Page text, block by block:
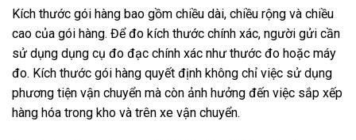
Kích thước gói hàng bao gồm chiều dài, chiều rộng và chiều
cao của gói hàng. Để đo kích thước chính xác, người gửi cần
sử dụng dụng cụ đo đạc chính xác như thước đo hoặc máy
đo. Kích thước gói hàng quyết định không chỉ việc sử dụng
phương tiện vận chuyển mà còn ảnh hưởng đến việc sắp xếp
hàng hóa trong kho và trên xe vận chuyển.